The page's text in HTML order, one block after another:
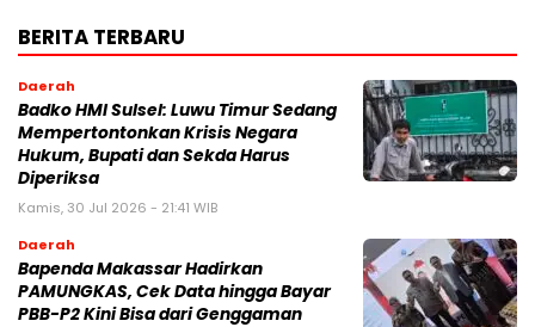
BERITA TERBARU
Daerah
Badko HMI Sulsel: Luwu Timur Sedang
Mempertontonkan Krisis Negara
Hukum, Bupati dan Sekda Harus
Diperiksa
Kamis, 30 Jul 2026 - 21:41 WIB
Daerah
Bapenda Makassar Hadirkan
PAMUNGKAS, Cek Data hingga Bayar
PBB-P2 Kini Bisa dari Genggaman